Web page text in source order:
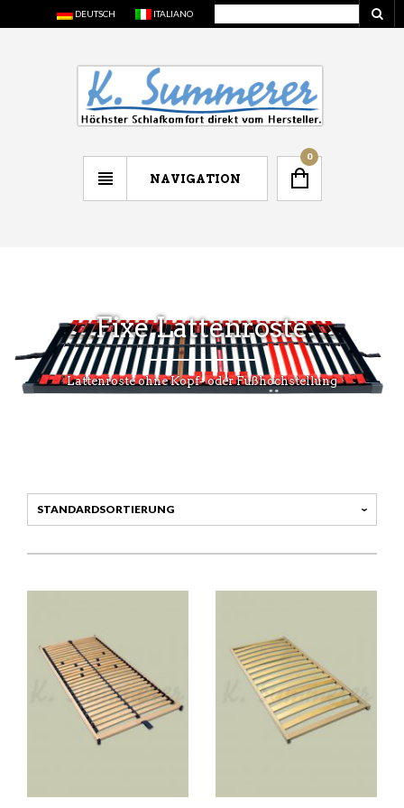
DEUTSCH ITALIANO
NAVIGATION
0
Fixe Lattenroste
Lattenroste ohne Kopf- oder Fußhochstellung